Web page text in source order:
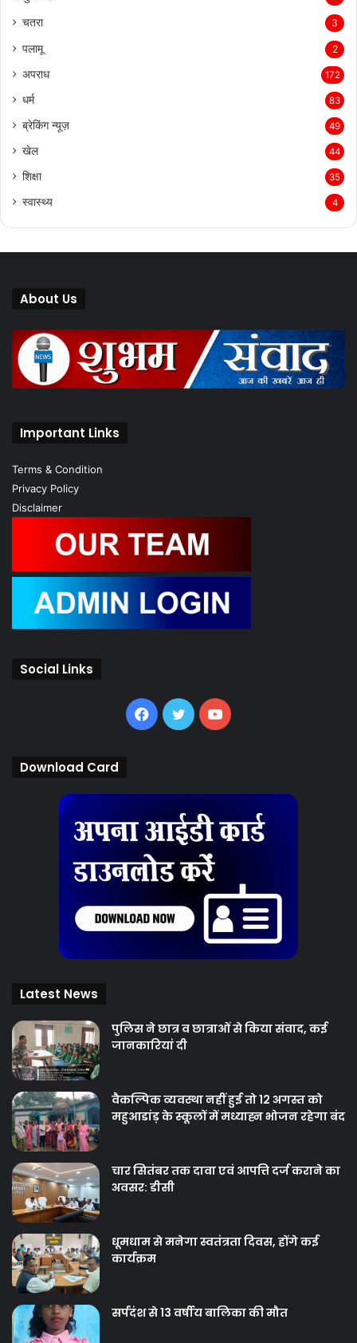
चतरा 3
पलामू 2
अपराध 172
धर्म 83
ब्रेकिंग न्यूज़ 49
खेल 44
शिक्षा 35
स्वास्थ्य 4
About Us
Important Links
Terms & Condition
Privacy Policy
Disclaimer
Social Links
Facebook
TwitterYouTube
Download Card
Latest News
पुलिस ने छात्र व छात्राओं से किया संवाद, कई
जानकारियां दी
वैकल्पिक व्यवस्था नहीं हुई तो 12 अगस्त को
महुआडांड़ के स्कूलों में मध्याह्न भोजन रहेगा बंद
चार सितंबर तक दावा एवं आपत्ति दर्ज कराने का
अवसर: डीसी
धूमधाम से मनेगा स्वतंत्रता दिवस, होंगे कई
कार्यक्रम
सर्पदंश से 13 वर्षीय बालिका की मौत